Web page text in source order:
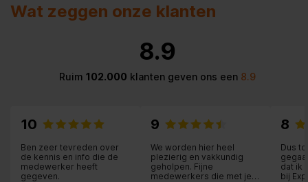
Wat zeggen onze klanten
8.9
Ruim 102.000 klanten geven ons een8.9
10
Ben zeer tevreden over
de kennis en info die de
medewerker heeft
gegeven.
9
We worden hier heel
plezierig en vakkundig
geholpen. Fijne
medewerkers die met je
8
Dus
dat ik
bij